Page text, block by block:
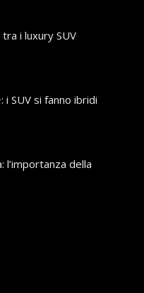
tra i luxury SUV
i SUV si fanno ibridi
l’importanza della